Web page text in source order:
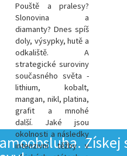
Pouště a pralesy?
Slonovina a
diamanty? Dnes spíš
doly, výsypky, hutě a
odkaliště. A
strategické suroviny
současného světa -
lithium, kobalt,
mangan, nikl, platina,
grafit a mnohé
další. Jaké jsou
okolnosti a následky
intenzivní těžby vZískej